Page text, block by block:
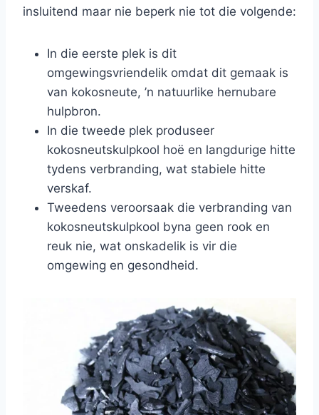
insluitend maar nie beperk nie tot die volgende:
In die eerste plek is dit
omgewingsvriendelik omdat dit gemaak is
van kokosneute, ’n natuurlike hernubare
hulpbron.
In die tweede plek produseer
kokosneutskulpkool hoë en langdurige hitte
tydens verbranding, wat stabiele hitte
verskaf.
Tweedens veroorsaak die verbranding van
kokosneutskulpkool byna geen rook en
reuk nie, wat onskadelik is vir die
omgewing en gesondheid.